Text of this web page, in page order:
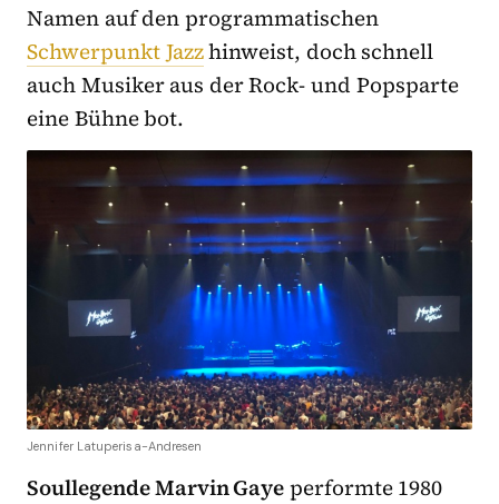
Namen auf den programmatischen
Schwerpunkt Jazzhinweist, doch schnell
auch Musiker aus der Rock- und Popsparte
eine Bühne bot.
Jennifer Latuperisa-Andresen
Soullegende Marvin Gayeperformte 1980